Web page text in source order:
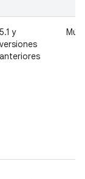
5.1 y
versiones
anteriores